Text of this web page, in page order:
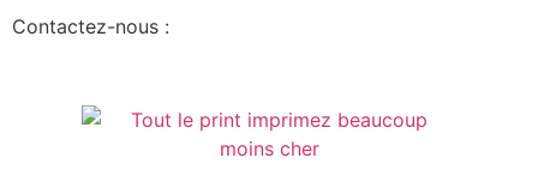
Contactez-nous :